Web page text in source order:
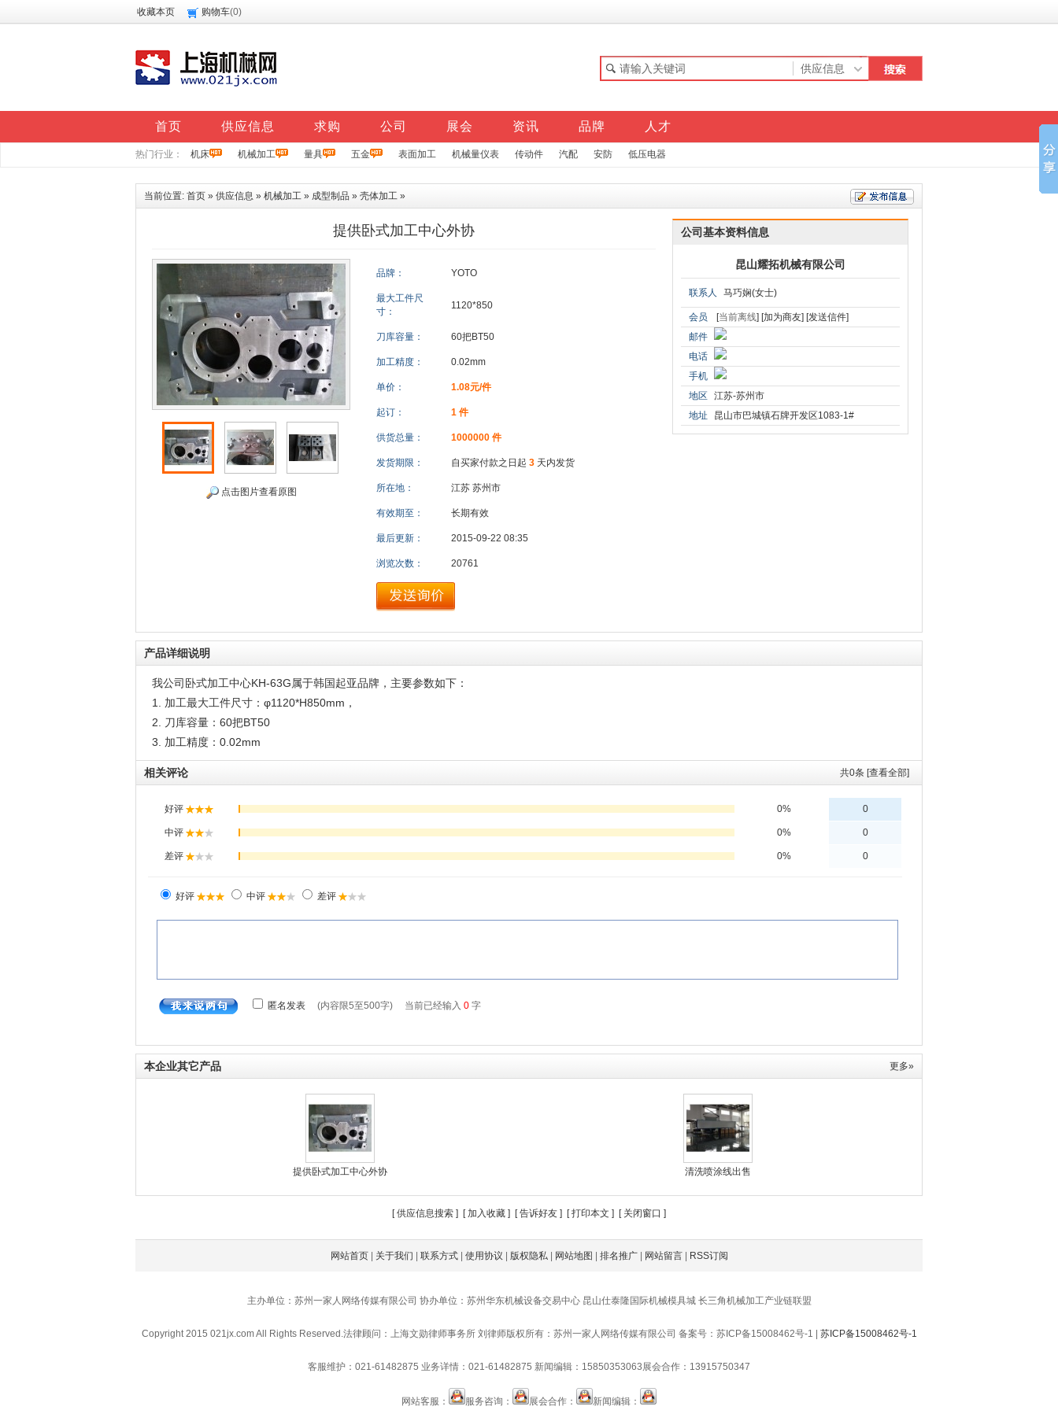
收藏本页 购物车(0)
首页 供应信息 求购 公司 展会 资讯 品牌 人才
热门行业： 机床 机械加工 量具 五金 表面加工 机械量仪表 传动件 汽配 安防 低压电器
当前位置: 首页 » 供应信息 » 机械加工 » 成型制品 » 壳体加工 »
提供卧式加工中心外协
点击图片查看原图
品牌： YOTO
最大工件尺
寸：
1120*850
刀库容量： 60把BT50
加工精度： 0.02mm
单价： 1.08元/件
起订： 1 件
供货总量： 1000000 件
发货期限： 自买家付款之日起 3 天内发货
所在地： 江苏 苏州市
有效期至： 长期有效
最后更新： 2015-09-22 08:35
浏览次数： 20761
公司基本资料信息
昆山耀拓机械有限公司
联系人 马巧娴(女士)
会员 [当前离线] [加为商友] [发送信件]
邮件
电话
手机
地区
江苏-苏州市
地址
昆山市巴城镇石牌开发区1083-1#
产品详细说明
我公司卧式加工中心KH-63G属于韩国起亚品牌，主要参数如下：
1. 加工最大工件尺寸：φ1120*H850mm，
2. 刀库容量：60把BT50
3. 加工精度：0.02mm
共0条 [查看全部]
相关评论
更多»
本企业其它产品
提供卧式加工中心外协 清洗喷涂线出售
[供应信息搜索 ] [加入收藏 ] [告诉好友 ] [打印本文 ] [ 关闭窗口 ]
网站首页| 关于我们 联系方式| 使用协议 版权隐私| 网站地图 排名推广| 网站留言| RSS订阅
主办单位：苏州一家人网络传媒有限公司 协办单位：苏州华东机械设备交易中心 昆山仕泰隆国际机械模具城 长三角机械加工产业链联盟
Copyright 2015 021jx.com All Rights Reserved.法律顾问：上海文勋律师事务所 刘律师版权所有：苏州一家人网络传媒有限公司 备案号：苏ICP备15008462号-1 | 苏ICP备15008462号-1
客服维护：021-61482875 业务详情：021-61482875 新闻编辑：15850353063展会合作：13915750347
网站客服： 服务咨询： 展会合作： 新闻编辑：